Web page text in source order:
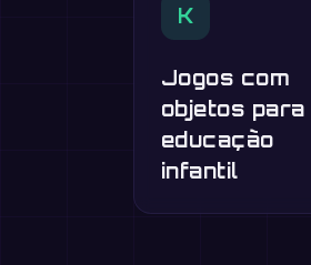
K
Jogos com
objetos para
educação
infantil